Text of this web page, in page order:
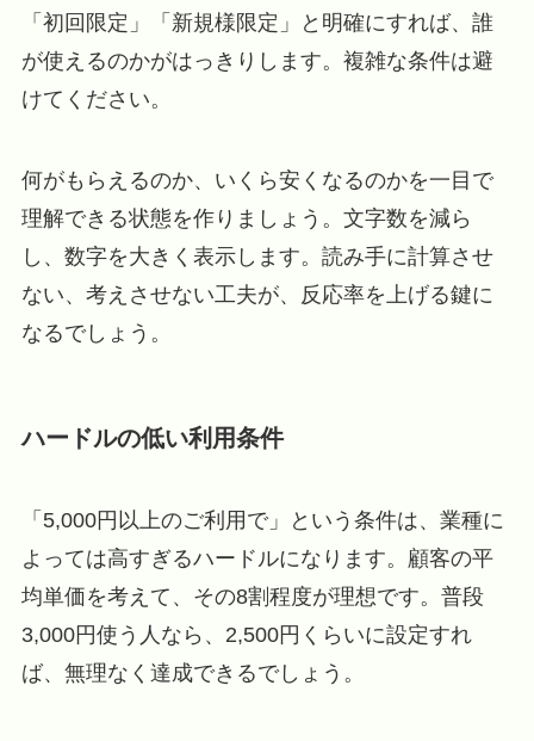
「初回限定」「新規様限定」と明確にすれば、誰
が使えるのかがはっきりします。複雑な条件は避
けてください。
何がもらえるのか、いくら安くなるのかを一目で
理解できる状態を作りましょう。文字数を減ら
し、数字を大きく表示します。読み手に計算させ
ない、考えさせない工夫が、反応率を上げる鍵に
なるでしょう。
ハードルの低い利用条件
「5,000円以上のご利用で」という条件は、業種に
よっては高すぎるハードルになります。顧客の平
均単価を考えて、その8割程度が理想です。普段
3,000円使う人なら、2,500円くらいに設定すれ
ば、無理なく達成できるでしょう。